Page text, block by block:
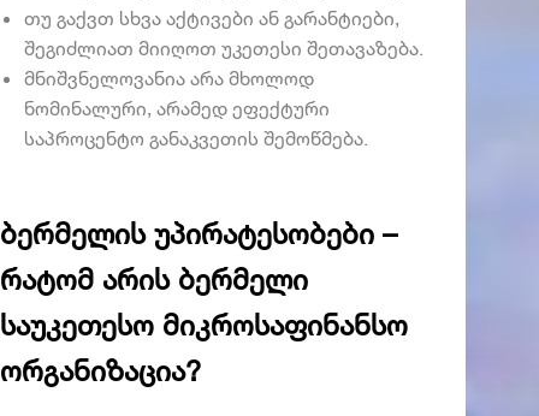
თუ გაქვთ სხვა აქტივები ან გარანტიები,
შეგიძლიათ მიიღოთ უკეთესი შეთავაზება.
მნიშვნელოვანია არა მხოლოდ
ნომინალური, არამედ ეფექტური
საპროცენტო განაკვეთის შემოწმება.
ბერმელის უპირატესობები –
რატომ არის ბერმელი
საუკეთესო მიკროსაფინანსო
ორგანიზაცია?